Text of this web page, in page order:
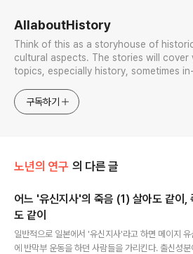
AllaboutHistory
Think of this as a storyhouse of
cultural aspects. The stories will cover
topics, especially history, sometimes
approach will be to resist any common
generalized viewpoint
구독하기
노년의 연구 의 다른 글
어느 '유신지사'의 죽음 (1) 살아도 같이,
도 같이
일반적으로 일본에서 '유신지사'라고 하면 메이지 유
에 반막부 운동을 하던 사람들을 가리킨다. 출신성분